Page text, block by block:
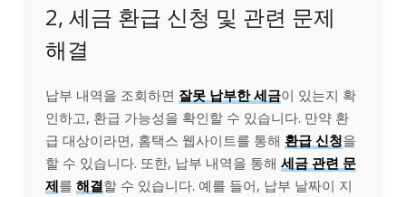
2, 세금 환급 신청 및 관련 문제
해결
납부 내역을 조회하면 잘못 납부한 세금이 있는지 확
인하고, 환급 가능성을 확인할 수 있습니다. 만약 환
급 대상이라면, 홈택스 웹사이트를 통해 환급 신청을
할 수 있습니다. 또한, 납부 내역을 통해 세금 관련 문
제를 해결할 수 있습니다. 예를 들어, 납부 날짜이 지